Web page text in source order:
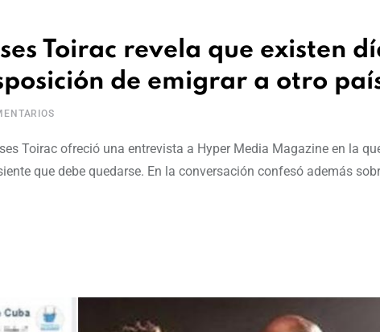
Toirac revela que existen
de emigrar a otro
Toirac ofreció una entrevista a Hyper Media Magazine en la
que debe quedarse. En la conversación confesó además